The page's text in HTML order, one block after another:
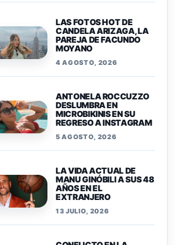
LAS FOTOS HOT DE
CANDELA ARIZAGA, LA
PAREJA DE FACUNDO
MOYANO
4 AGOSTO, 2026
ANTONELA ROCCUZZO
DESLUMBRA EN
MICROBIKINIS EN SU
REGRESO A INSTAGRAM
5 AGOSTO, 2026
LA VIDA ACTUAL DE
MANU GINÓBILI A SUS 48
AÑOS EN EL
EXTRANJERO
13 JULIO, 2026